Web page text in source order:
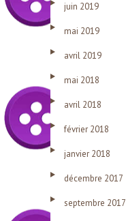
juin 2019
mai 2019
avril 2019
mai 2018
avril 2018
février 2018
janvier 2018
décembre 2017
septembre 2017